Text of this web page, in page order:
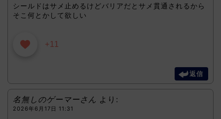
シールドはサメ止めるけどバリアだとサメ貫通されるから
そこ何とかして欲しい
+11
返信
名無しのゲーマーさん より:
2026年6月17日 11:31